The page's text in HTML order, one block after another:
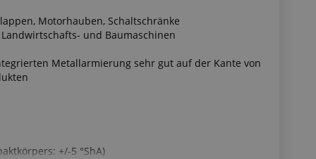
Motorhauben, Schaltschränke
und Baumaschinen
Metallarmierung sehr gut auf der Kante von
+/-5 °ShA)